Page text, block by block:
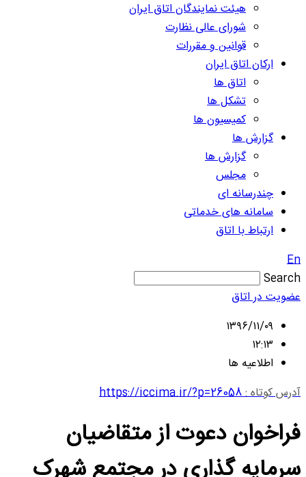
هیئت نمایندگان اتاق ایران
شورای عالی نظارت
قوانین و مقررات
ارکان اتاق ایران
اتاق ها
تشکل ها
کمیسیون ها
گزارش ها
گزارش ها
مجلس
چندرسانه ای
سامانه های خدماتی
ارتباط با اتاق
En
Search
عضویت در اتاق
۱۳۹۶/۱۱/۰۹
۱۲:۱۳
اطلاعیه ها
آدرس کوتاه :https://iccima.ir/?p=26058
فراخوان دعوت از متقاضیان